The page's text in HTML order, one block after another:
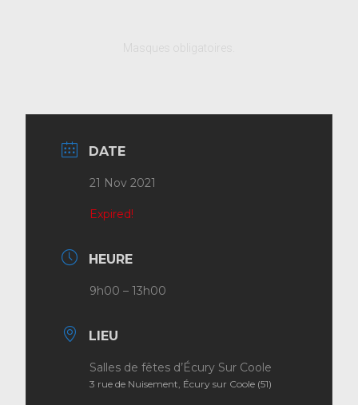
Masques obligatoires.
DATE
21 Nov 2021
Expired!
HEURE
9h00 – 13h00
LIEU
Salles de fêtes d’Écury Sur Coole
3 rue de Nuisement, Écury sur Coole (51)